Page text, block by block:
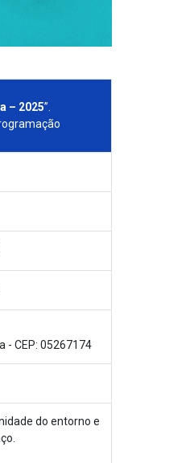
– 2025”.
- CEP: 05267174
do entorno e